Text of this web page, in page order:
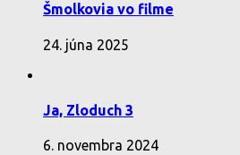
Šmolkovia vo filme
24. júna 2025
Ja, Zloduch 3
6. novembra 2024